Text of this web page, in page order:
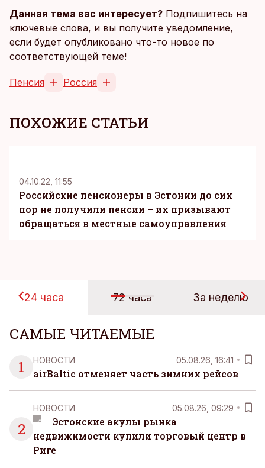
Данная тема вас интересует? Подпишитесь на
ключевые слова, и вы получите уведомление,
если будет опубликовано что-то новое по
соответствующей теме!
Пенсия Россия
ПОХОЖИЕ СТАТЬИ
04.10.22, 11:55
Российские пенсионеры в Эстонии до сих
пор не получили пенсии – их призывают
обращаться в местные самоуправления
24 часа 72 часа За неделю
САМЫЕ ЧИТАЕМЫЕ
1
НОВОСТИ 05.08.26, 16:41
airBaltic отменяет часть зимних рейсов
2
НОВОСТИ 05.08.26, 09:29
Эстонские акулы рынка
недвижимости купили торговый центр в
Риге